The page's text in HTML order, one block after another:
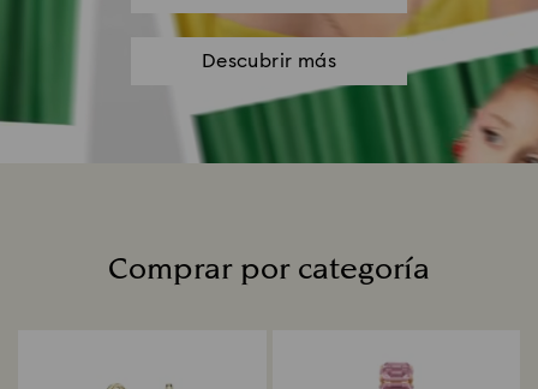
Descubrir más
Comprar por categoría